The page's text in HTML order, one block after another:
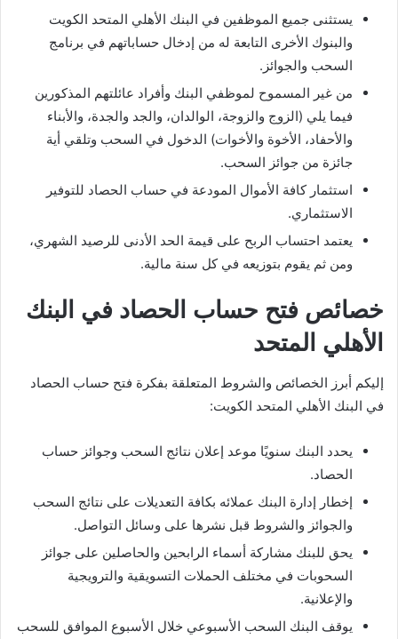
يستثنى جميع الموظفين في البنك الأهلي المتحد الكويت
والبنوك الأخرى التابعة له من إدخال حساباتهم في برنامج
السحب والجوائز.
من غير المسموح لموظفي البنك وأفراد عائلتهم المذكورين
فيما يلي (الزوج والزوجة، الوالدان، والجد والجدة، والأبناء
والأحفاد، الأخوة والأخوات) الدخول في السحب وتلقي أية
جائزة من جوائز السحب.
استثمار كافة الأموال المودعة في حساب الحصاد للتوفير
الاستثماري.
يعتمد احتساب الربح على قيمة الحد الأدنى للرصيد الشهري،
ومن ثم يقوم بتوزيعه في كل سنة مالية.
خصائص فتح حساب الحصاد في البنك
الأهلي المتحد
إليكم أبرز الخصائص والشروط المتعلقة بفكرة فتح حساب الحصاد
في البنك الأهلي المتحد الكويت:
يحدد البنك سنويًا موعد إعلان نتائج السحب وجوائز حساب
الحصاد.
إخطار إدارة البنك عملائه بكافة التعديلات على نتائج السحب
والجوائز والشروط قبل نشرها على وسائل التواصل.
يحق للبنك مشاركة أسماء الرابحين والحاصلين على جوائز
السحوبات في مختلف الحملات التسويقية والترويجية
والإعلانية.
يوقف البنك السحب الأسبوعي خلال الأسبوع الموافق للسحب